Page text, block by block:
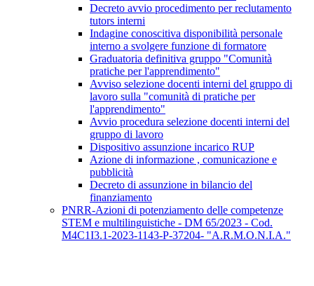
Decreto avvio procedimento per reclutamento
tutors interni
Indagine conoscitiva disponibilità personale
interno a svolgere funzione di formatore
Graduatoria definitiva gruppo "Comunità
pratiche per l'apprendimento"
Avviso selezione docenti interni del gruppo di
lavoro sulla "comunità di pratiche per
l'apprendimento"
Avvio procedura selezione docenti interni del
gruppo di lavoro
Dispositivo assunzione incarico RUP
Azione di informazione , comunicazione e
pubblicità
Decreto di assunzione in bilancio del
finanziamento
PNRR-Azioni di potenziamento delle competenze
STEM e multilinguistiche - DM 65/2023 - Cod.
M4C1I3.1-2023-1143-P-37204- "A.R.M.O.N.I.A."